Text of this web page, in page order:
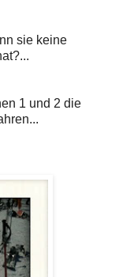
sie keine
1 und 2 die